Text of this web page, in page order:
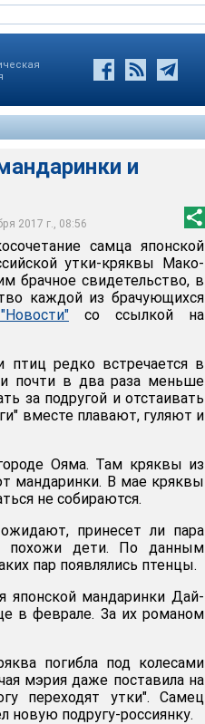
и
2017 г., 08:56
Дай-тян и
самца японской
утки-кряквы Мако-
брачное свидетельство, в
каждой из брачующихся
со ссылкой на
редко встречается в
почти в два раза меньше
за подругой и отстаивать
вместе плавают, гуляют и
Ояма. Там кряквы из
мандаринки. В мае кряквы
не собираются.
принесет ли пара
похожи дети. По данным
пар появлялись птенцы.
японской мандаринки Дай-
в феврале. За их романом
погибла под колесами
мэрия даже поставила на
переходят утки". Самец
новую подругу-россиянку.